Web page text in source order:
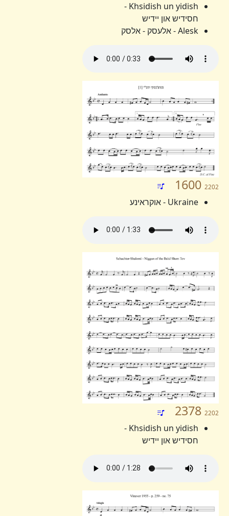
Khsidish un yidish -
חסידיש און יידיש
Alesk - אלעסק - אלסק
1600 2202
Ukraine - אוקראינע
2378 2202
Khsidish un yidish -
חסידיש און יידיש